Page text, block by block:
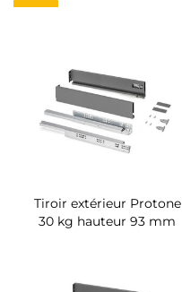
Tiroir extérieur Protone
30 kg hauteur 93 mm